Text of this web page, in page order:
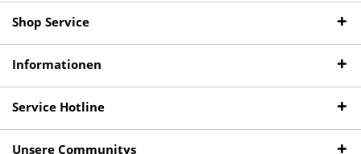
Shop Service
Informationen
Service Hotline
Unsere Communitys